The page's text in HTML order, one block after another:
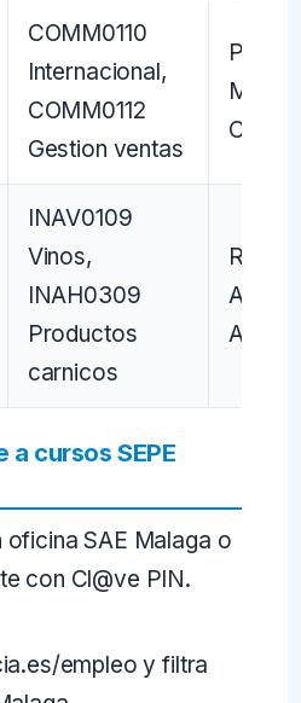
COMM0110
Internacional,
COMM0112
Gestion ventas
Puerto
Costa
INAV0109
Vinos,
INAH0309
Productos
carnicos
Ronda,
a cursos SEPE
oficina SAE Malaga o
con Cl@ve PIN.
empleo y filtra